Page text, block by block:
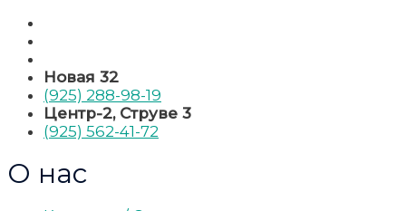
Новая 32
(925) 288-98-19
Центр-2, Струве 3
(925) 562-41-72
О нас